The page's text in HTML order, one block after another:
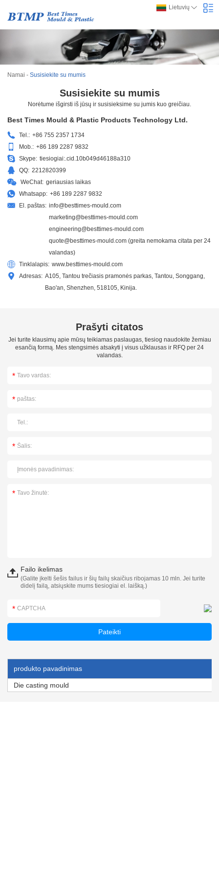
Lietuvių
Namai - Susisiekite su mumis
Susisiekite su mumis
Norėtume išgirsti iš jūsų ir susisieksime su jumis kuo greičiau.
Best Times Mould & Plastic Products Technology Ltd.
Tel.: +86 755 2357 1734
Mob.: +86 189 2287 9832
Skype: tiesiogiai:.cid.10b049d46188a310
QQ: 2212820399
WeChat: geriausias laikas
Whatsapp: +86 189 2287 9832
El. paštas: info@besttimes-mould.com
marketing@besttimes-mould.com
engineering@besttimes-mould.com
quote@besttimes-mould.com (greita nemokama citata per 24
valandas)
Tinklalapis: www.besttimes-mould.com
Adresas: A105, Tantou trečiasis pramonės parkas, Tantou, Songgang,
Bao'an, Shenzhen, 518105, Kinija.
Prašyti citatos
Jei turite klausimų apie mūsų teikiamas paslaugas, tiesiog naudokite žemiau
esančią formą. Mes stengsimės atsakyti į visus užklausas ir RFQ per 24
valandas.
Failo ikelimas
(Galite įkelti šešis failus ir šių failų skaičius ribojamas 10 mln. Jei turite
didelį failą, atsiųskite mums tiesiogiai el. laišką.)
produkto pavadinimas
Die casting mould